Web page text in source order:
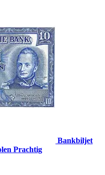
Bankbiljet
Prachtig